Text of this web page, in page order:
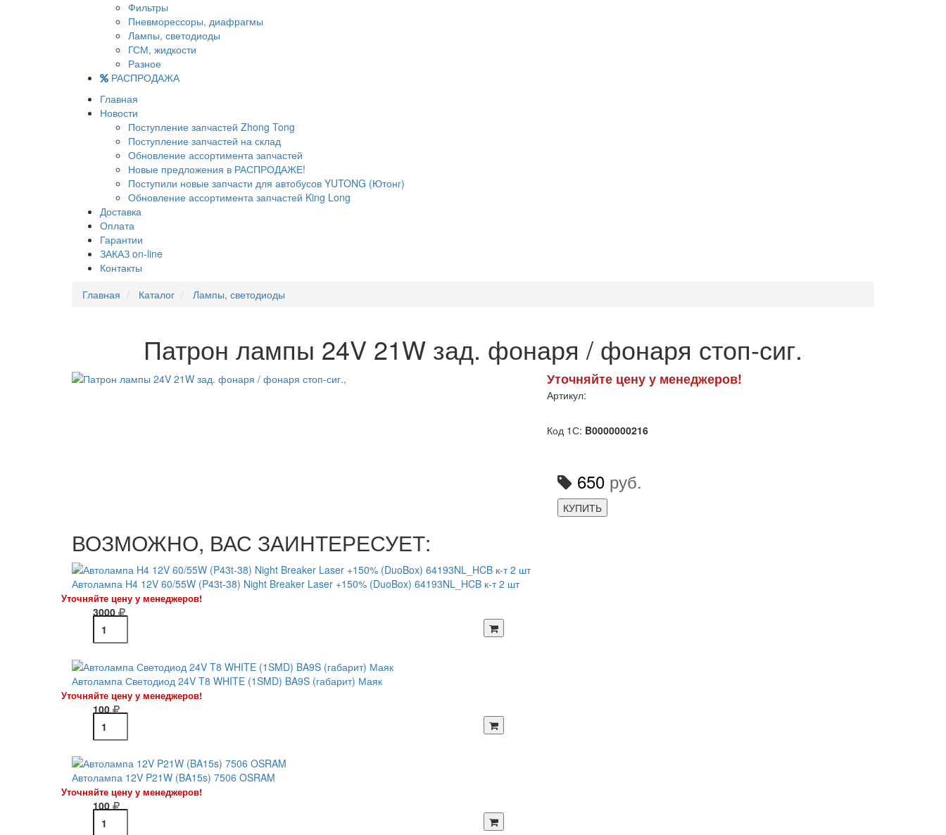
Фильтры
Пневморессоры, диафрагмы
Лампы, светодиоды
ГСМ, жидкости
Разное
РАСПРОДАЖА
Главная
Новости
Поступление запчастей Zhong Tong
Поступление запчастей на склад
Обновление ассортимента запчастей
Новые предложения в РАСПРОДАЖЕ!
Поступили новые запчасти для автобусов YUTONG (Ютонг)
Обновление ассортимента запчастей King Long
Доставка
Оплата
Гарантии
ЗАКАЗ on-line
Контакты
Главная
Каталог Лампы, светодиоды
Патрон лампы 24V 21W зад. фонаря / фонаря стоп-сиг.
Уточняйте цену у менеджеров!
Артикул:
Код 1С: B0000000216
650 руб.
КУПИТЬ
ВОЗМОЖНО, ВАС ЗАИНТЕРЕСУЕТ:
Автолампа H4 12V 60/55W (P43t-38) Night Breaker Laser +150% (DuoBox) 64193NL_HCB к-т 2 шт
Уточняйте цену у менеджеров!
3000
Автолампа Светодиод 24V T8 WHITE (1SMD) BA9S (габарит) Маяк
Уточняйте цену у менеджеров!
100
Автолампа 12V P21W (BA15s) 7506 OSRAM
Уточняйте цену у менеджеров!
100